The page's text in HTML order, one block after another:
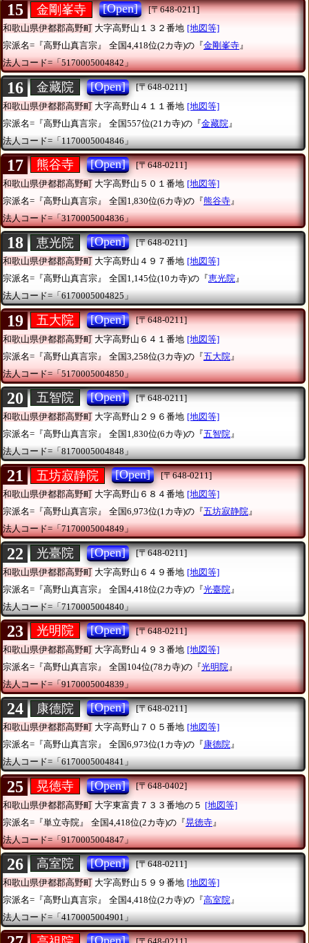
15 金剛峯寺 [Open]
[〒648-0211]
和歌山県伊都郡高野町 大字高野山１３２番地 [地図等]
宗派名=『高野山真言宗』
全国4,418位(2カ寺)の『金剛峯寺』
法人コード=「5170005004842」
16 金藏院 [Open]
[〒648-0211]
和歌山県伊都郡高野町 大字高野山４１１番地 [地図等]
宗派名=『高野山真言宗』
全国557位(21カ寺)の『金藏院 』
法人コード=「1170005004846」
17 熊谷寺 [Open]
[〒648-0211]
和歌山県伊都郡高野町 大字高野山５０１番地 [地図等]
宗派名=『高野山真言宗』
全国1,830位(6カ寺)の『熊谷寺 』
法人コード=「3170005004836」
18 恵光院 [Open]
[〒648-0211]
和歌山県伊都郡高野町 大字高野山４９７番地 [地図等]
宗派名=『高野山真言宗』
全国1,145位(10カ寺)の『恵光院』
法人コード=「6170005004825」
19 五大院 [Open]
[〒648-0211]
和歌山県伊都郡高野町 大字高野山６４１番地 [地図等]
宗派名=『高野山真言宗』
全国3,258位(3カ寺)の『五大院 』
法人コード=「5170005004850」
20 五智院 [Open]
[〒648-0211]
和歌山県伊都郡高野町 大字高野山２９６番地 [地図等]
宗派名=『高野山真言宗』
全国1,830位(6カ寺)の『五智院 』
法人コード=「8170005004848」
21 五坊寂静院 [Open]
[〒648-0211]
和歌山県伊都郡高野町 大字高野山６８４番地 [地図等]
宗派名=『高野山真言宗』
全国6,973位(1カ寺)の『五坊寂静院』
法人コード=「7170005004849」
22 光臺院 [Open]
[〒648-0211]
和歌山県伊都郡高野町 大字高野山６４９番地 [地図等]
宗派名=『高野山真言宗』
全国4,418位(2カ寺)の『光臺院 』
法人コード=「7170005004840」
23 光明院 [Open]
[〒648-0211]
和歌山県伊都郡高野町 大字高野山４９３番地 [地図等]
宗派名=『高野山真言宗』
全国104位(78カ寺)の『光明院 』
法人コード=「9170005004839」
24 康德院 [Open]
[〒648-0211]
和歌山県伊都郡高野町 大字高野山７０５番地 [地図等]
宗派名=『高野山真言宗』
全国6,973位(1カ寺)の『康德院』
法人コード=「6170005004841」
25 晃徳寺 [Open]
[〒648-0402]
和歌山県伊都郡高野町 大字東富貴７３３番地の５ [地図等]
宗派名=『単立寺院』
全国4,418位(2カ寺)の『晃徳寺 』
法人コード=「9170005004847」
26 高室院 [Open]
[〒648-0211]
和歌山県伊都郡高野町 大字高野山５９９番地 [地図等]
宗派名=『高野山真言宗』
全国4,418位(2カ寺)の『高室院 』
法人コード=「4170005004901」